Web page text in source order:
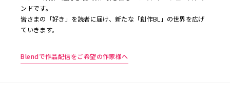
ンドです。
皆さまの「好き」を読者に届け、新たな「創作BL」の世界を広げ
ていきます。
Blendで作品配信をご希望の作家様へ